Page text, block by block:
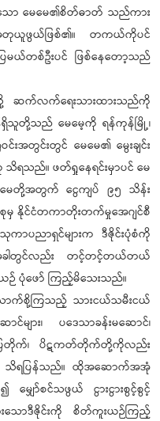
သော မေမေ၏စိတ်ဓာတ် သည်ကား
အတုယူဖွယ်ဖြစ်၏။ တကယ်ကိုပင်
တစ်ဦးပင် ဖြစ်နေတော့သည်
ဆက်လက်ရေးသားထားသည်ကို
ရှိသူတို့သည် မေမေ့ကို ရန်ကုန်မြို့၊
င်းအတွင်းတွင် မေမေ၏ မွေးချင်း
ရသည်။ ဖတ်ရှုနေရင်းမှာပင် မေ
တို့အတွက် ငွေကျပ် ၉၅ သိန်း
မှ နိုင်ငံတကာတိုးတက်မှုအေဂျင်စီ
ညာရှင်များက ဒီဇိုင်းပုံစံကို
ခါတွင်လည်း တင့်တင့်တယ်တယ်
ပုံဖော် ကြည့်မိသေးသည်။
ာက်စို့ကြသည့် သားငယ်သမီးငယ်
များ၊ ပဒေသာခန်းမဆောင်၊
ပြတိုက်၊ ပိဋကတ်တိုက်တို့ကိုလည်း
သိရပြန်သည်။ ထိုအဆောက်အအုံ
မျှော်စင်သဖွယ် ငွားငွားစွင့်စွင့်
ောဒီဇိုင်းကို စိတ်ကူးယဉ်ကြည့်